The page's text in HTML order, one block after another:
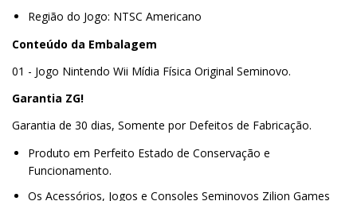
Região do Jogo: NTSC Americano
Conteúdo da Embalagem
01 - Jogo Nintendo Wii Mídia Física Original Seminovo.
Garantia ZG!
Garantia de 30 dias, Somente por Defeitos de Fabricação.
Produto em Perfeito Estado de Conservação e
Funcionamento.
Os Acessórios, Jogos e Consoles Seminovos Zilion Games